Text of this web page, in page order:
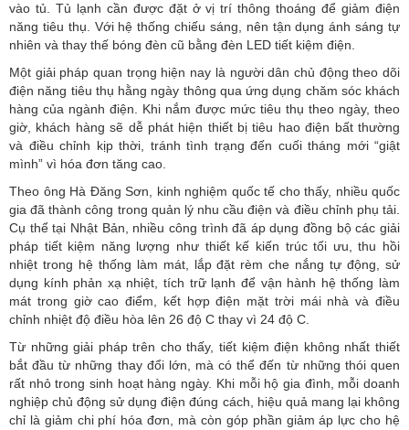
vào tủ. Tủ lạnh cần được đặt ở vị trí thông thoáng để giảm điện
năng tiêu thụ. Với hệ thống chiếu sáng, nên tận dụng ánh sáng tự
nhiên và thay thế bóng đèn cũ bằng đèn LED tiết kiệm điện.
Một giải pháp quan trọng hiện nay là người dân chủ động theo dõi
điện năng tiêu thụ hằng ngày thông qua ứng dụng chăm sóc khách
hàng của ngành điện. Khi nắm được mức tiêu thụ theo ngày, theo
giờ, khách hàng sẽ dễ phát hiện thiết bị tiêu hao điện bất thường
và điều chỉnh kịp thời, tránh tình trạng đến cuối tháng mới “giật
mình” vì hóa đơn tăng cao.
Theo ông Hà Đăng Sơn, kinh nghiệm quốc tế cho thấy, nhiều quốc
gia đã thành công trong quản lý nhu cầu điện và điều chỉnh phụ tải.
Cụ thể tại Nhật Bản, nhiều công trình đã áp dụng đồng bộ các giải
pháp tiết kiệm năng lượng như thiết kế kiến trúc tối ưu, thu hồi
nhiệt trong hệ thống làm mát, lắp đặt rèm che nắng tự động, sử
dụng kính phản xạ nhiệt, tích trữ lạnh để vận hành hệ thống làm
mát trong giờ cao điểm, kết hợp điện mặt trời mái nhà và điều
chỉnh nhiệt độ điều hòa lên 26 độ C thay vì 24 độ C.
Từ những giải pháp trên cho thấy, tiết kiệm điện không nhất thiết
bắt đầu từ những thay đổi lớn, mà có thể đến từ những thói quen
rất nhỏ trong sinh hoạt hàng ngày. Khi mỗi hộ gia đình, mỗi doanh
nghiệp chủ động sử dụng điện đúng cách, hiệu quả mang lại không
chỉ là giảm chi phí hóa đơn, mà còn góp phần giảm áp lực cho hệ